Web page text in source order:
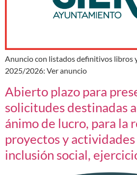
Anuncio con listados definitivos libros
2025/2026: Ver anuncio
Abierto plazo para
solicitudes destinadas
ánimo de lucro, para la
proyectos y
inclusión social,